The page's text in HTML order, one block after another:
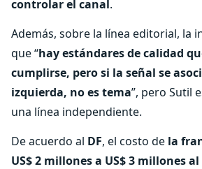
controlar el canal .
Además, sobre la línea editorial, la
que “hay estándares de calidad
cumplirse, pero si la señal se
izquierda, no es tema”, pero Sutil
una línea independiente.
De acuerdo al DF, el costo de la
US$ 2 millones a US$ 3 millones